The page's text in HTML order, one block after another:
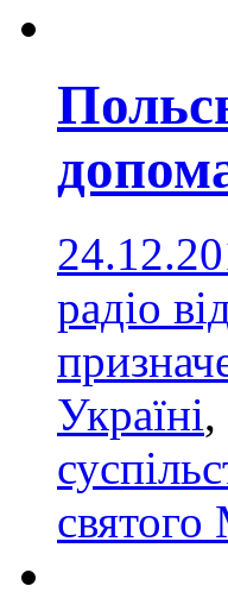
радіо
Україні,